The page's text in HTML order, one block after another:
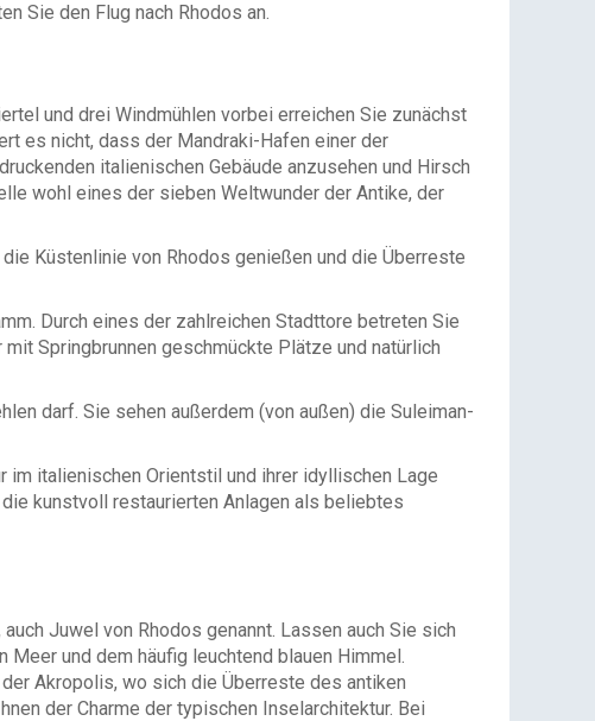
Sie den Flug nach Rhodos an.
und drei Windmühlen vorbei erreichen Sie zunächst
es nicht, dass der Mandraki-Hafen einer der
italienischen Gebäude anzusehen und Hirsch
wohl eines der sieben Weltwunder der Antike, der
Küstenlinie von Rhodos genießen und die Überreste
Durch eines der zahlreichen Stadttore betreten Sie
Springbrunnen geschmückte Plätze und natürlich
darf. Sie sehen außerdem (von außen) die Suleiman-
im italienischen Orientstil und ihrer idyllischen Lage
kunstvoll restaurierten Anlagen als beliebtes
Juwel von Rhodos genannt. Lassen auch Sie sich
und dem häufig leuchtend blauen Himmel.
Akropolis, wo sich die Überreste des antiken
der Charme der typischen Inselarchitektur. Bei